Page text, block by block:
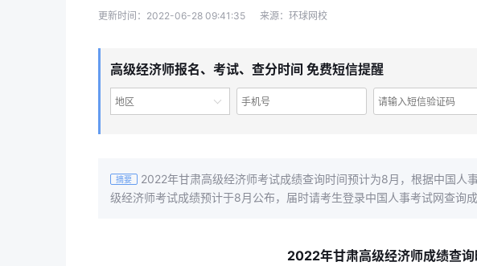
更新时间：2022-06-28 09:41:35 来源：环球网校
高级经济师报名、考试、查分时间 免费短信提醒
地区
摘要
2022年甘肃高级经济师考试成绩查询时间预计为8月，根据中国人
级经济师考试成绩预计于8月公布，届时请考生登录中国人事考试网查询成
2022年甘肃高级经济师成绩查询